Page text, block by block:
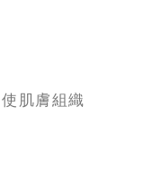
肌膚組織